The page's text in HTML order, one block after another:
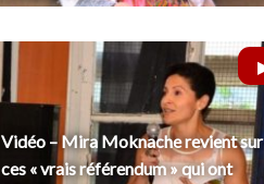
Vidéo – Mira Moknache revient sur
ces « vrais référendum » qui ont